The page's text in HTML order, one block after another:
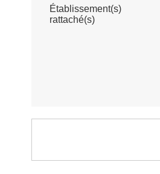
Établissement(s)
rattaché(s)